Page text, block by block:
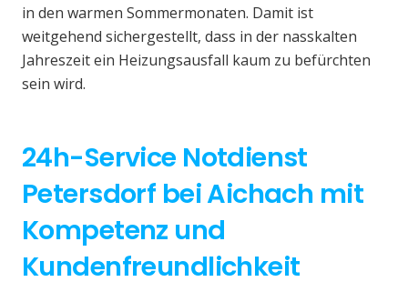
in den warmen Sommermonaten. Damit ist
weitgehend sichergestellt, dass in der nasskalten
Jahreszeit ein Heizungsausfall kaum zu befürchten
sein wird.
24h-Service Notdienst
Petersdorf bei Aichach mit
Kompetenz und
Kundenfreundlichkeit